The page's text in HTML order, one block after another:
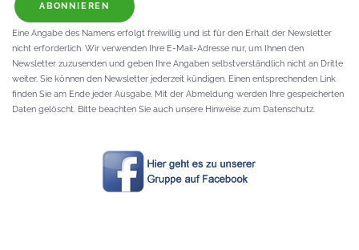
ABONNIEREN
Eine Angabe des Namens erfolgt freiwillig und ist für den Erhalt der Newsletter
nicht erforderlich. Wir verwenden Ihre E-Mail-Adresse nur, um Ihnen den
Newsletter zuzusenden und geben Ihre Angaben selbstverständlich nicht an Dritte
weiter. Sie können den Newsletter jederzeit kündigen. Einen entsprechenden Link
finden Sie am Ende jeder Ausgabe. Mit der Abmeldung werden Ihre gespeicherten
Daten gelöscht. Bitte beachten Sie auch unsere Hinweise zum Datenschutz.